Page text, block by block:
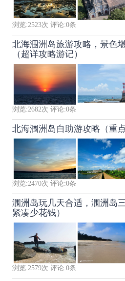
浏览:2523次 评论:0条
北海涠洲岛旅游攻略，景色
（超详攻略游记）
浏览:2682次 评论:0条
北海涠洲岛自助游攻略（重
浏览:2470次 评论:0条
涠洲岛玩几天合适，涠洲岛
紧凑少花钱）
浏览:2579次 评论:0条